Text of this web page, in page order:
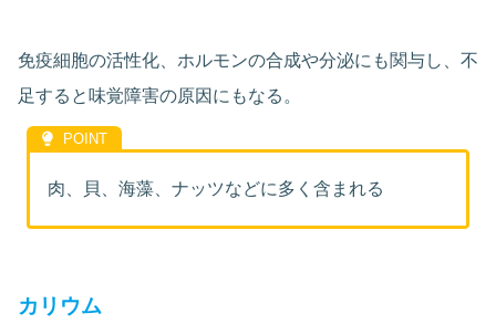
免疫細胞の活性化、ホルモンの合成や分泌にも関与し、不
足すると味覚障害の原因にもなる。
肉、貝、海藻、ナッツなどに多く含まれる
カリウム